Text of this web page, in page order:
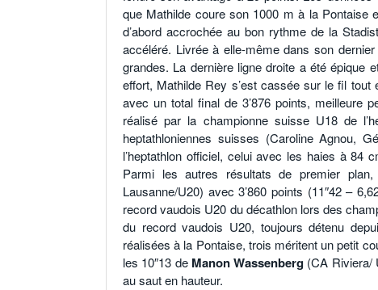
que Mathilde coure son 1000 m à la Pontaise
d’abord accrochée au bon rythme de la
accéléré. Livrée à elle-même dans son
grandes. La dernière ligne droite a été épique
effort, Mathilde Rey s’est cassée sur le fil tout
avec un total final de 3’876 points, meilleure
réalisé par la championne suisse U18 de
heptathloniennes suisses (Caroline Agnou,
l’heptathlon officiel, celui avec les haies à 84
Parmi les autres résultats de premier
Lausanne/U20) avec 3’860 points (11″42 –
record vaudois U20 du décathlon lors des
du record vaudois U20, toujours détenu
réalisées à la Pontaise, trois méritent un petit
les 10″13 de Manon Wassenberg (CA Riviera/
au saut en hauteur.